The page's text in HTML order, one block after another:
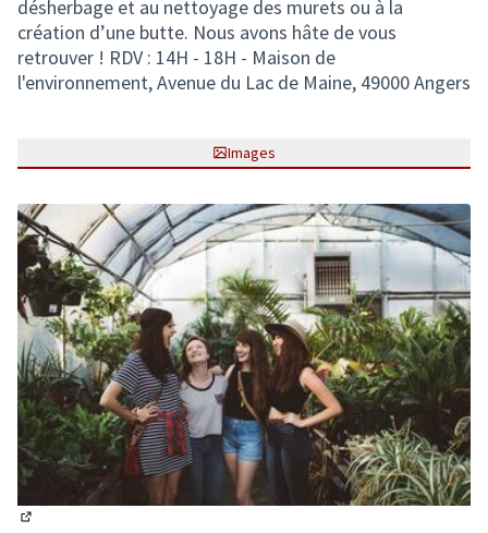
désherbage et au nettoyage des murets ou à la
création d’une butte. Nous avons hâte de vous
retrouver ! RDV : 14H - 18H - Maison de
l'environnement, Avenue du Lac de Maine, 49000 Angers
Images